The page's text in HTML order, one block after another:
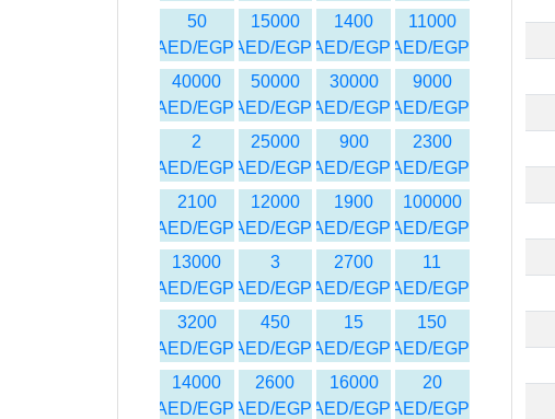
11000
AED/EGP
1400
AED/EGP
15000
AED/EGP
50
AED/EGP
9000
AED/EGP
30000
AED/EGP
50000
AED/EGP
40000
AED/EGP
2300
AED/EGP
900
AED/EGP
25000
AED/EGP
2
AED/EGP
100000
AED/EGP
1900
AED/EGP
12000
AED/EGP
2100
AED/EGP
11
AED/EGP
2700
AED/EGP
3
AED/EGP
13000
AED/EGP
150
AED/EGP
15
AED/EGP
450
AED/EGP
3200
AED/EGP
20
AED/EGP
16000
AED/EGP
2600
AED/EGP
14000
AED/EGP